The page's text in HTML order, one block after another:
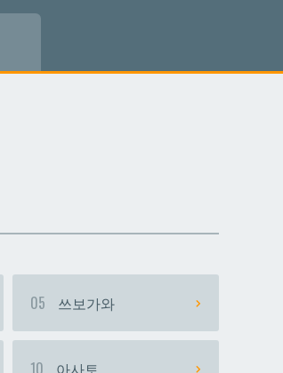
이시미네
이시미네
05 쓰보가와
10 아사토